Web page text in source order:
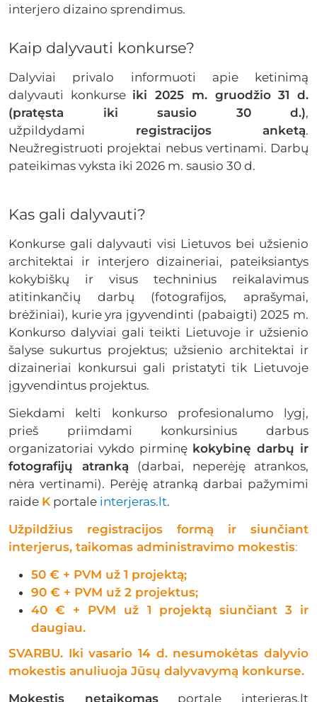
interjero dizaino sprendimus.
Kaip dalyvauti konkurse?
Dalyviai privalo informuoti apie ketinimą
dalyvauti konkurse iki 2025 m. gruodžio 31 d.
(pratęsta iki sausio 30 d.),
užpildydami registracijos anketą.
Neužregistruoti projektai nebus vertinami. Darbų
pateikimas vyksta iki 2026 m. sausio 30 d.
Kas gali dalyvauti?
Konkurse gali dalyvauti visi Lietuvos bei užsienio
architektai ir interjero dizaineriai, pateiksiantys
kokybiškų ir visus techninius reikalavimus
atitinkančių darbų (fotografijos, aprašymai,
brėžiniai), kurie yra įgyvendinti (pabaigti) 2025 m.
Konkurso dalyviai gali teikti Lietuvoje ir užsienio
šalyse sukurtus projektus; užsienio architektai ir
dizaineriai konkursui gali pristatyti tik Lietuvoje
įgyvendintus projektus.
Siekdami kelti konkurso profesionalumo lygį,
prieš priimdami konkursinius darbus
organizatoriai vykdo pirminę kokybinę darbų ir
fotografijų atranką (darbai, neperėję atrankos,
nėra vertinami). Perėję atranką darbai pažymimi
raide Kportale interjeras.lt.
Užpildžius registracijos formą ir siunčiant
interjerus, taikomas administravimo mokestis:
50 € + PVM už 1 projektą;
90 € + PVM už 2 projektus;
40 € + PVM už 1 projektą siunčiant 3 ir
daugiau.
SVARBU. Iki vasario 14 d. nesumokėtas dalyvio
mokestis anuliuoja Jūsų dalyvavymą konkurse.
Mokestis netaikomasportale interjeras.lt